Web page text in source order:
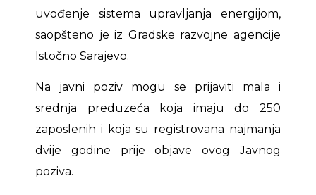
uvođenje sistema upravljanja energijom,
saopšteno je iz Gradske razvojne agencije
Istočno Sarajevo.
Na javni poziv mogu se prijaviti mala i
srednja preduzeća koja imaju do 250
zaposlenih i koja su registrovana najmanja
dvije godine prije objave ovog Javnog
poziva.